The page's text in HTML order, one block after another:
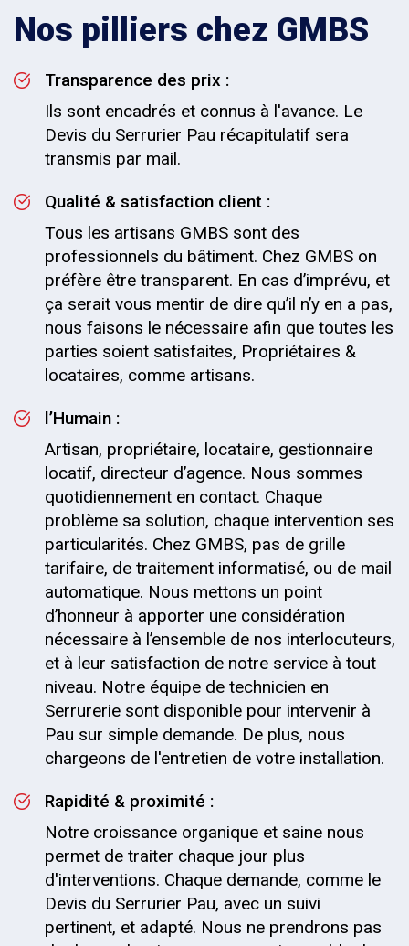
Nos pilliers chez GMBS
Transparence des prix :
Ils sont encadrés et connus à l'avance. Le
Devis du Serrurier Pau récapitulatif sera
transmis par mail.
Qualité & satisfaction client :
Tous les artisans GMBS sont des
professionnels du bâtiment. Chez GMBS on
préfère être transparent. En cas d’imprévu, et
ça serait vous mentir de dire qu’il n’y en a pas,
nous faisons le nécessaire afin que toutes les
parties soient satisfaites, Propriétaires &
locataires, comme artisans.
l’Humain :
Artisan, propriétaire, locataire, gestionnaire
locatif, directeur d’agence. Nous sommes
quotidiennement en contact. Chaque
problème sa solution, chaque intervention ses
particularités. Chez GMBS, pas de grille
tarifaire, de traitement informatisé, ou de mail
automatique. Nous mettons un point
d’honneur à apporter une considération
nécessaire à l’ensemble de nos interlocuteurs,
et à leur satisfaction de notre service à tout
niveau. Notre équipe de technicien en
Serrurerie sont disponible pour intervenir à
Pau sur simple demande. De plus, nous
chargeons de l'entretien de votre installation.
Rapidité & proximité :
Notre croissance organique et saine nous
permet de traiter chaque jour plus
d'interventions. Chaque demande, comme le
Devis du Serrurier Pau, avec un suivi
pertinent, et adapté. Nous ne prendrons pas